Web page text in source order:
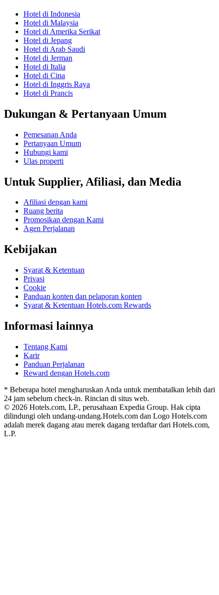
Hotel di Indonesia
Hotel di Malaysia
Hotel di Amerika Serikat
Hotel di Jepang
Hotel di Arab Saudi
Hotel di Jerman
Hotel di Italia
Hotel di Cina
Hotel di Inggris Raya
Hotel di Prancis
Dukungan & Pertanyaan Umum
Pemesanan Anda
Pertanyaan Umum
Hubungi kami
Ulas properti
Untuk Supplier, Afiliasi, dan Media
Afiliasi dengan kami
Ruang berita
Promosikan dengan Kami
Agen Perjalanan
Kebijakan
Syarat & Ketentuan
Privasi
Cookie
Panduan konten dan pelaporan konten
Syarat & Ketentuan Hotels.com Rewards
Informasi lainnya
Tentang Kami
Karir
Panduan Perjalanan
Reward dengan Hotels.com
* Beberapa hotel mengharuskan Anda untuk membatalkan lebih dari
24 jam sebelum check-in. Rincian di situs web.
© 2026 Hotels.com, LP., perusahaan Expedia Group. Hak cipta
dilindungi oleh undang-undang.Hotels.com dan Logo Hotels.com
adalah merek dagang atau merek dagang terdaftar dari Hotels.com,
L.P.